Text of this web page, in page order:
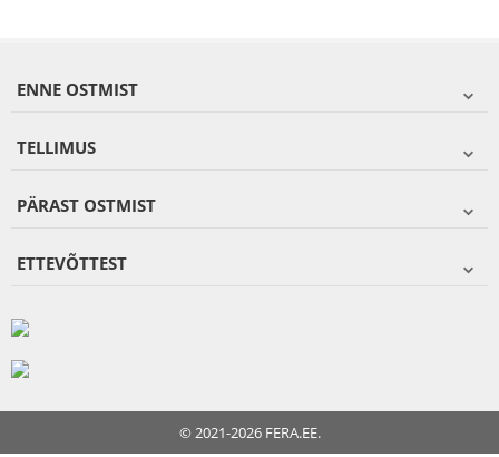
ENNE OSTMIST
TELLIMUS
PÄRAST OSTMIST
ETTEVÕTTEST
© 2021-2026 FERA.EE.